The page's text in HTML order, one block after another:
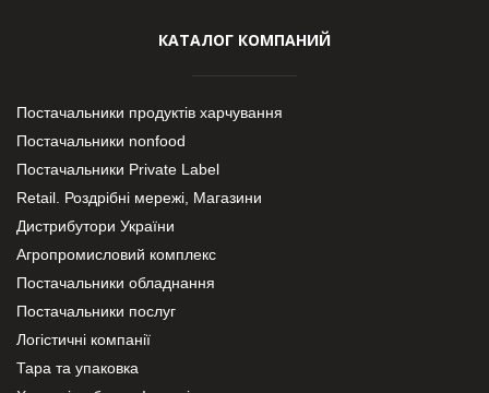
КАТАЛОГ КОМПАНИЙ
Постачальники продуктів харчування
Постачальники nonfood
Постачальники Private Label
Retail. Роздрібні мережі, Магазини
Дистрибутори України
Агропромисловий комплекс
Постачальники обладнання
Постачальники послуг
Логістичні компанії
Тара та упаковка